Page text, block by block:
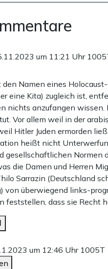
um 11:21 Uhr
Namen eines
eine Kita) zugleich ist,
nichts anzufangen
Vor allem weil in der
Hitler Juden ermorden
heißt nicht
gesellschaftlichen Normen
die Damen und Herren
Sarrazin (Deutschland
von überwiegend links-
feststellen, dass sie Recht
um 12:46 Uhr 1005T